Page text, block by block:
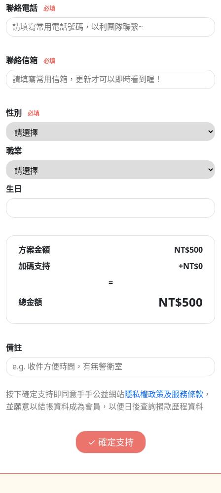
聯絡電話 必填
聯絡信箱 必填
生日
性別 必填
職業
方案金額
NT$500
加碼支持
+NT$0
=
總金額
NT$500
備註
按下確定支持即同意手手公益網站隱私權政策及服務條款 ，
並願意以結帳資料成為會員，以便日後查詢捐款歷程資料